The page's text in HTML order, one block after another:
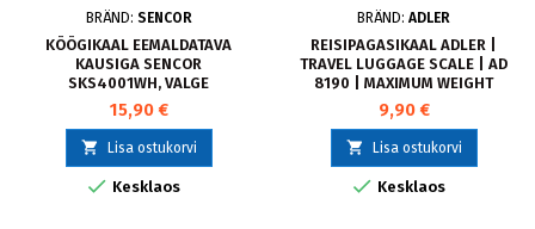
BRÄND: SENCOR
KÖÖGIKAAL EEMALDATAVA
KAUSIGA SENCOR
SKS4001WH, VALGE
15,90 €
 Lisa ostukorvi
 Kesklaos
BRÄND: ADLER
REISIPAGASIKAAL ADLER |
TRAVEL LUGGAGE SCALE | AD
8190 | MAXIMUM WEIGHT
(CAPACITY) 50 KG | ACCURACY
10 G | BLACK
9,90 €
 Lisa ostukorvi
 Kesklaos